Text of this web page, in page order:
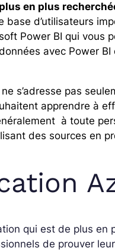
en plus
base d’utilisateurs
Power BI qui vous
avec Power
s’adresse pas
apprendre à
à toute
des sources en
qui est de plus en
de prouver